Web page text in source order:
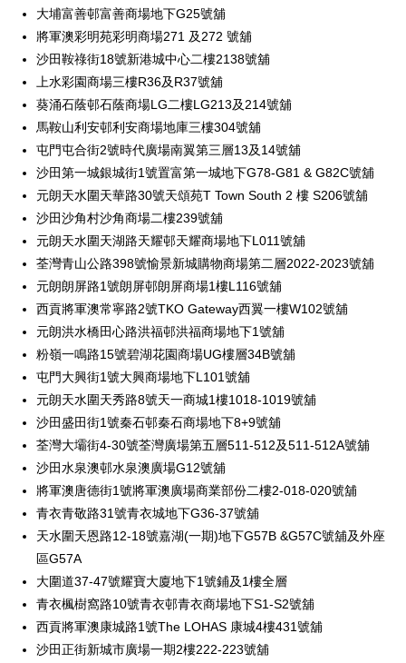
大埔富善邨富善商場地下G25號舖
將軍澳彩明苑彩明商場271 及272 號舖
沙田鞍祿街18號新港城中心二樓2138號舖
上水彩園商場三樓R36及R37號舖
葵涌石蔭邨石蔭商場LG二樓LG213及214號舖
馬鞍山利安邨利安商場地庫三樓304號舖
屯門屯合街2號時代廣場南翼第三層13及14號舖
沙田第一城銀城街1號置富第一城地下G78-G81 & G82C號舖
元朗天水圍天華路30號天頌苑T Town South 2 樓 S206號舖
沙田沙角村沙角商場二樓239號舖
元朗天水圍天湖路天耀邨天耀商場地下L011號舖
荃灣青山公路398號愉景新城購物商場第二層2022-2023號舖
元朗朗屏路1號朗屏邨朗屏商場1樓L116號舖
西貢將軍澳常寧路2號TKO Gateway西翼一樓W102號舖
元朗洪水橋田心路洪福邨洪福商場地下1號舖
粉嶺一鳴路15號碧湖花園商場UG樓層34B號舖
屯門大興街1號大興商場地下L101號舖
元朗天水圍天秀路8號天一商城1樓1018-1019號舖
沙田盛田街1號秦石邨秦石商場地下8+9號舖
荃灣大壩街4-30號荃灣廣場第五層511-512及511-512A號舖
沙田水泉澳邨水泉澳廣場G12號舖
將軍澳唐德街1號將軍澳廣場商業部份二樓2-018-020號舖
青衣青敬路31號青衣城地下G36-37號舖
天水圍天恩路12-18號嘉湖(一期)地下G57B &G57C號舖及外座
區G57A
大圍道37-47號耀寶大廈地下1號鋪及1樓全層
青衣楓樹窩路10號青衣邨青衣商場地下S1-S2號舖
西貢將軍澳康城路1號The LOHAS 康城4樓431號舖
沙田正街新城市廣場一期2樓222-223號舖